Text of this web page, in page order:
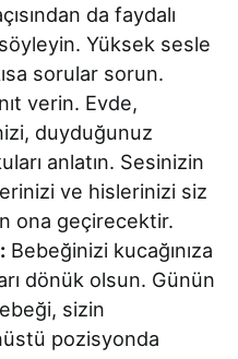
da faydalı
Yüksek sesle
sorular sorun.
verin. Evde,
duyduğunuz
anlatın. Sesinizin
ve hislerinizi siz
ona geçirecektir.
Bebeğinizi kucağınıza
dönük olsun. Günün
sizin
pozisyonda